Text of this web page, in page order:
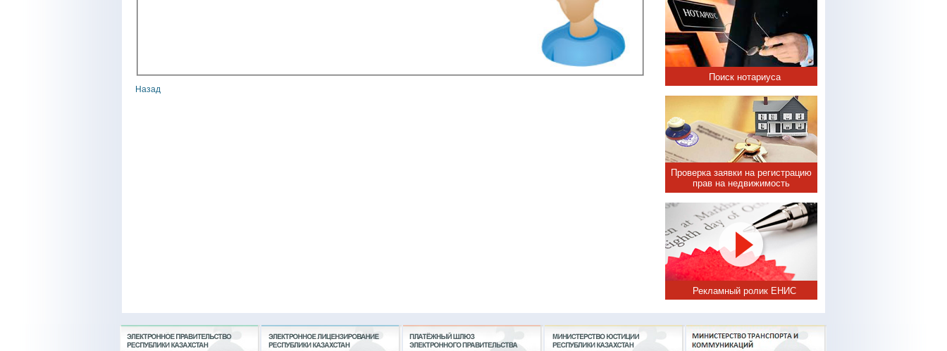
Назад
Поиск нотариуса
Проверка заявки на регистрацию
прав на недвижимость
Рекламный ролик ЕНИС